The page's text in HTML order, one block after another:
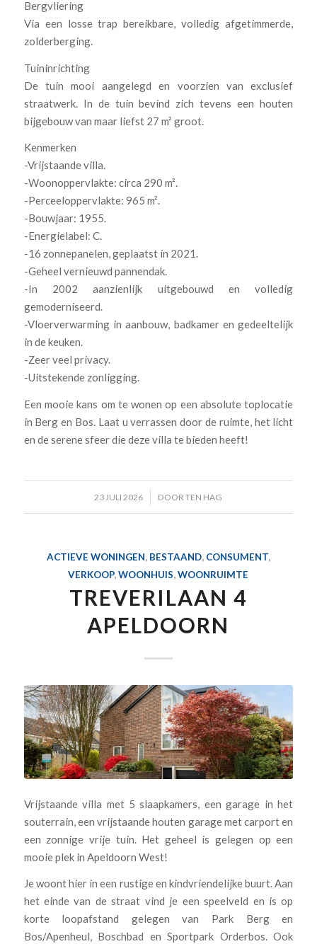
Bergvliering
Via een losse trap bereikbare, volledig afgetimmerde,
zolderberging.
Tuininrichting
De tuin mooi aangelegd en voorzien van exclusief
straatwerk. In de tuin bevind zich tevens een houten
bijgebouw van maar liefst 27 m² groot.
Kenmerken
-Vrijstaande villa.
-Woonoppervlakte: circa 290 m².
-Perceeloppervlakte: 965 m².
-Bouwjaar: 1955.
-Energielabel: C.
-16 zonnepanelen, geplaatst in 2021.
-Geheel vernieuwd pannendak.
-In 2002 aanzienlijk uitgebouwd en volledig
gemoderniseerd.
-Vloerverwarming in aanbouw, badkamer en gedeeltelijk
in de keuken.
-Zeer veel privacy.
-Uitstekende zonligging.
Een mooie kans om te wonen op een absolute toplocatie
in Berg en Bos. Laat u verrassen door de ruimte, het licht
en de serene sfeer die deze villa te bieden heeft!
23 JULI 2026
/ DOORTEN HAG
ACTIEVE WONINGEN, BESTAAND, CONSUMENT,
VERKOOP,WOONHUIS,WOONRUIMTE
TREVERILAAN 4
APELDOORN
Vrijstaande villa met 5 slaapkamers, een garage in het
souterrain, een vrijstaande houten garage met carport en
een zonnige vrije tuin. Het geheel is gelegen op een
mooie plek in Apeldoorn West!
Je woont hier in een rustige en kindvriendelijke buurt. Aan
het einde van de straat vind je een speelveld en is op
korte loopafstand gelegen van Park Berg en
Bos/Apenheul, Boschbad en Sportpark Orderbos. Ook